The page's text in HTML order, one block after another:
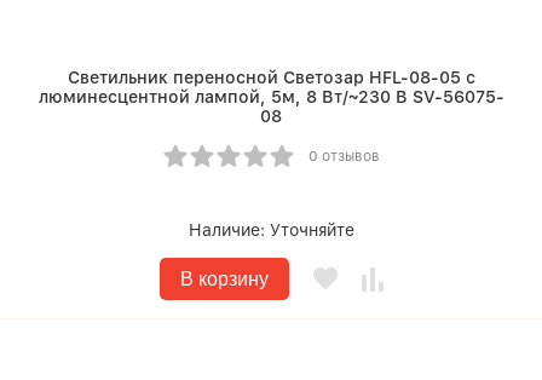
Светильник переносной Светозар HFL-08-05 с
люминесцентной лампой, 5м, 8 Вт/~230 В SV-56075-
08
0 отзывов
Наличие: Уточняйте
В корзину